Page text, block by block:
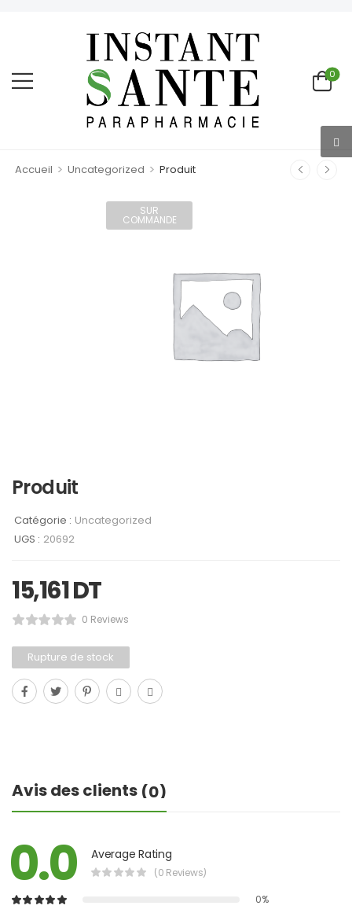
0
Accueil > Uncategorized > Produit
SUR
COMMANDE
Produit
Catégorie : Uncategorized
UGS : 20692
15,161DT
0 Reviews
Rupture de stock
Avis des clients (0)
0.0 Average Rating
(0 Reviews)
0%